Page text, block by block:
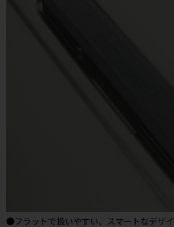
●フラットで扱いやすい、スマートなデザ